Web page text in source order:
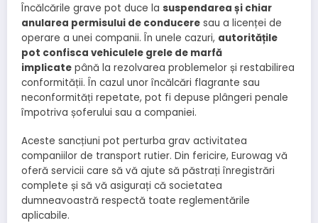
Încălcările grave pot duce la suspendarea și chiar
anularea permisului de conducere sau a licenței de
operare a unei companii. În unele cazuri, autoritățile
pot confisca vehiculele grele de marfă
implicate până la rezolvarea problemelor și restabilirea
conformității. În cazul unor încălcări flagrante sau
neconformități repetate, pot fi depuse plângeri penale
împotriva șoferului sau a companiei.
Aceste sancțiuni pot perturba grav activitatea
companiilor de transport rutier. Din fericire, Eurowag vă
oferă servicii care să vă ajute să păstrați înregistrări
complete și să vă asigurați că societatea
dumneavoastră respectă toate reglementările
aplicabile.